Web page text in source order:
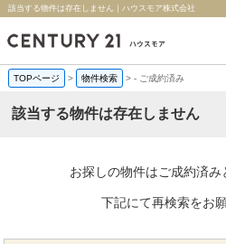
該当する物件は存在しません｜ハウスモア株式会社
TOPページ > 物件検索 >- ご成約済み
該当する物件は存在しません
お探しの物件はご成約済み
下記にて再検索をお